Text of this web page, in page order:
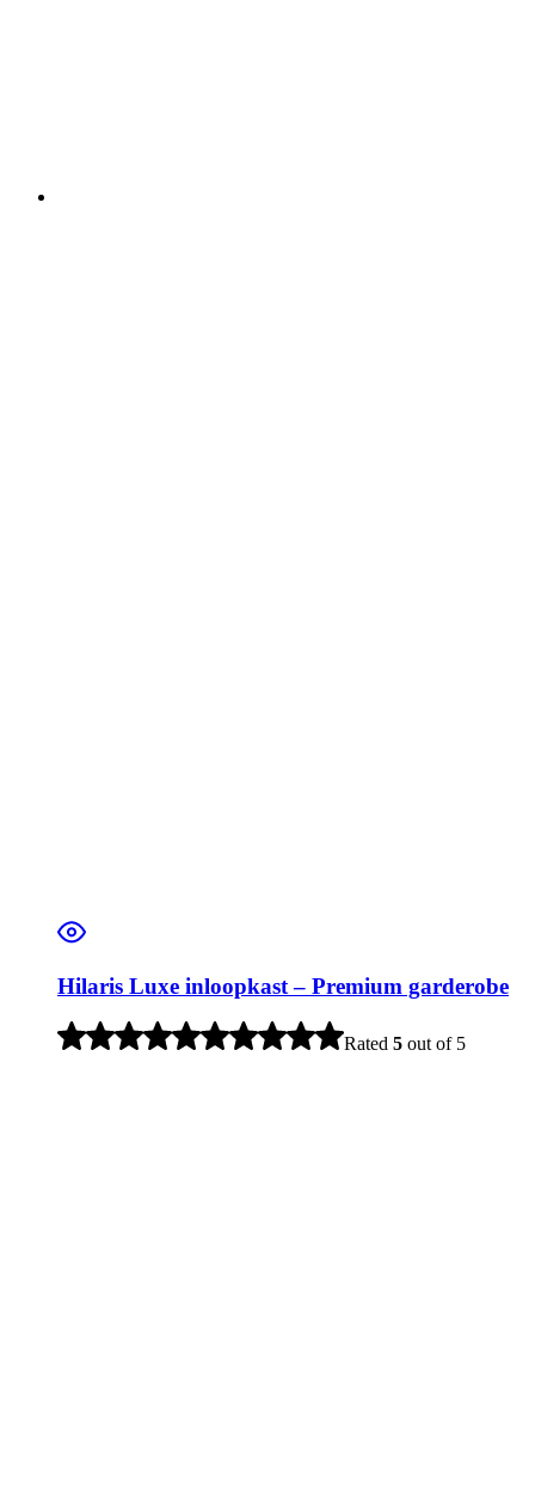
Hilaris Luxe inloopkast – Premium garderobe
Rated 5 out of 5